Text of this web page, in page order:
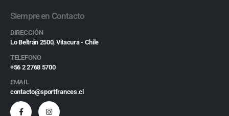
Siempre en Contacto
DIRECCIÓN
Lo Beltrán 2500, Vitacura - Chile
TELEFONO
+56 2 2768 5700
EMAIL
contacto@sportfrances.cl